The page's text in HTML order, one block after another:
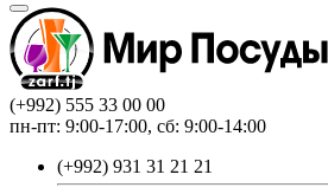
(+992) 555 33 00 00
пн-пт: 9:00-17:00, сб: 9:00-14:00
(+992) 931 31 21 21